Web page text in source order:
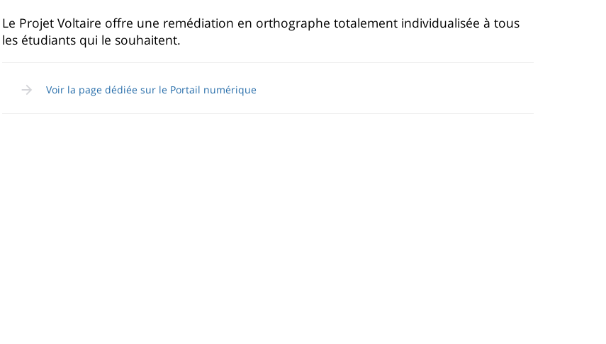
Contenu
de
page
Le Projet Voltaire offre une remédiation en orthographe totalement individualisée à tous
les étudiants qui le souhaitent.
Voir la page dédiée sur le Portail numérique